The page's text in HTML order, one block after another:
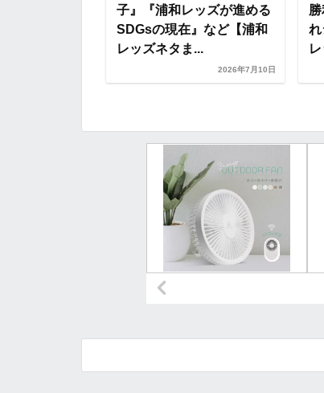
子』『浦和レッズが進める
SDGsの現在』など【浦和
レッズネタま...
2026年7月10日
れ